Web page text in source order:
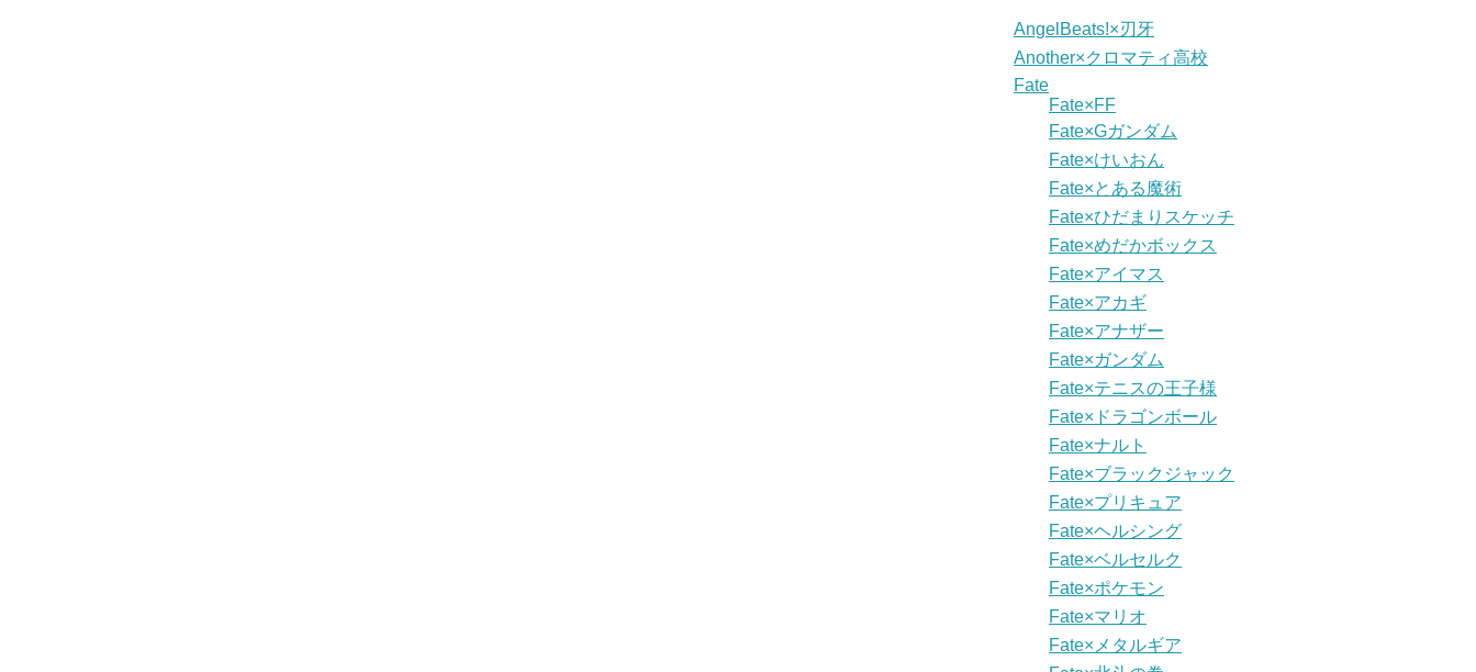
AngelBeats!×刃牙
Another×クロマティ高校
Fate
Fate×FF
Fate×Gガンダム
Fate×けいおん
Fate×とある魔術
Fate×ひだまりスケッチ
Fate×めだかボックス
Fate×アイマス
Fate×アカギ
Fate×アナザー
Fate×ガンダム
Fate×テニスの王子様
Fate×ドラゴンボール
Fate×ナルト
Fate×ブラックジャック
Fate×プリキュア
Fate×ヘルシング
Fate×ベルセルク
Fate×ポケモン
Fate×マリオ
Fate×メタルギア